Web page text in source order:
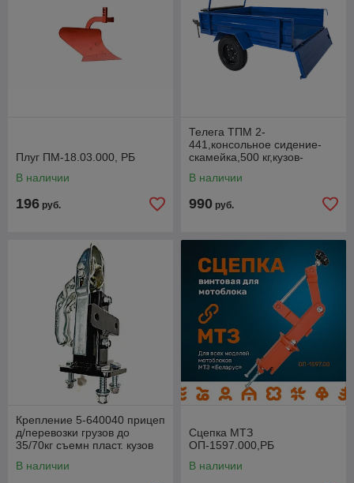
Плуг ПМ-18.03.000, РБ
В наличии
196 руб.
Телега ТПМ 2-
441,консольное сидение-
скамейка,500 кг,кузов-
образная рама с
В наличии
990 руб.
Крепление 5-640040 прицеп
д/перевозки грузов до
35/70кг съемн пласт. кузов
В наличии
Сцепка МТЗ
ОП-1597.000,РБ
В наличии